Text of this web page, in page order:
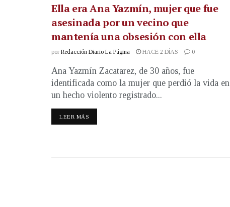
Ella era Ana Yazmín, mujer que fue
asesinada por un vecino que
mantenía una obsesión con ella
por Redacción Diario La Página HACE 2 DÍAS 0
Ana Yazmín Zacatarez, de 30 años, fue
identificada como la mujer que perdió la vida en
un hecho violento registrado...
LEER MÁS